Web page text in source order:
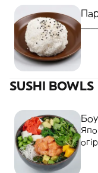
SUSHI BOWLS